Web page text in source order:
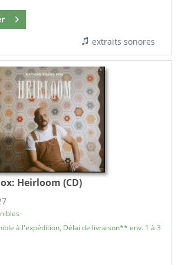
extraits sonores
Heirloom (CD)
à l'expédition, Délai de livraison** env. 1 à 3